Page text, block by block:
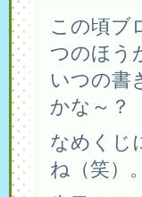
この頃ブ
つのほう
いつの書
かな～？
なめくじ
ね（笑）。